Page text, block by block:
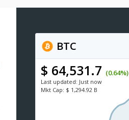
BTC
$ 64,531.7 (0.64%)
Last updated: Just now
Mkt Cap: $ 1,294.92 B